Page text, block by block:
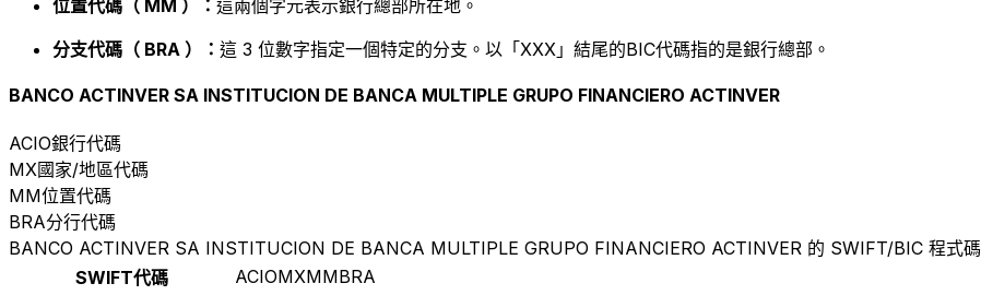
位置代碼（ MM ）： 這兩個字元表示銀行總部所在地。
分支代碼（ BRA ）： 這 3 位數字指定一個特定的分支。以「XXX」結尾的BIC代碼指的是銀行總部。
BANCO ACTINVER SA INSTITUCION DE BANCA MULTIPLE GRUPO FINANCIERO ACTINVER
ACIO銀行代碼
MX國家/地區代碼
MM位置代碼
BRA分行代碼
BANCO ACTINVER SA INSTITUCION DE BANCA MULTIPLE GRUPO FINANCIERO ACTINVER 的 SWIFT/BIC 程式碼
SWIFT代碼
ACIOMXMMBRA